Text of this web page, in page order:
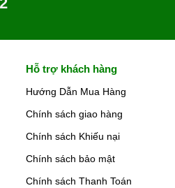
Hỗ trợ khách hàng
Hướng Dẫn Mua Hàng
Chính sách giao hàng
Chính sách Khiếu nại
Chính sách bảo mật
Chính sách Thanh Toán